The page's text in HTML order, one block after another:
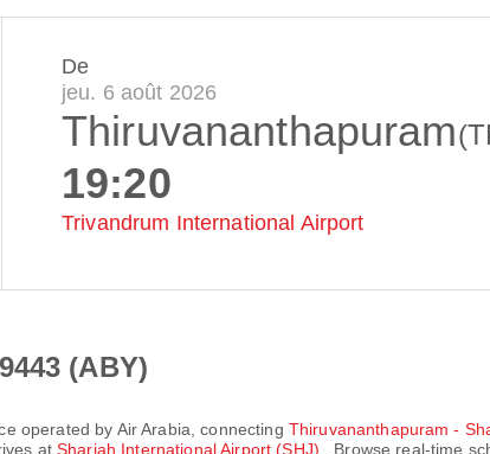
De
jeu. 6 août 2026
Thiruvananthapuram
19:20
Trivandrum International Airport
(ABY)
operated by Air Arabia , connecting Thiruvananthapuram -
atSharjah International Airport (SHJ)
. Browse real-time